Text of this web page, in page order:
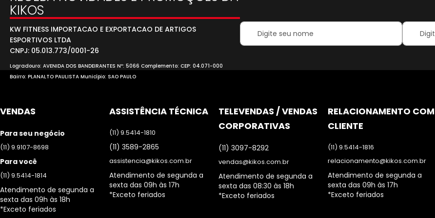
KIKOS
KW FITNESS IMPORTACAO E EXPORTACAO DE ARTIGOS
ESPORTIVOS LTDA
CNPJ: 05.013.773/0001-26
Logradouro: AVENIDA DOS BANDEIRANTES Nº: 5066 Complemento: CEP: 04.071-000
Bairro: PLANALTO PAULISTA Município: SAO PAULO
Your
Name:
Inscreva-
na
VENDAS
Para seu negócio
(11) 9.9107-8698
Para você
(11) 9.5414-1814
Atendimento de segunda a
sexta das 09h às 18h
*Exceto feriados
ASSISTÊNCIA TÉCNICA
(11) 9.5414-1810
(11) 3589-2865
assistencia@kikos.com.br
Atendimento de segunda a
sexta das 09h às 17h
*Exceto feriados
TELEVENDAS / VENDAS
CORPORATIVAS
(11) 3097-8292
vendas@kikos.com.br
Atendimento de segunda a
sexta das 08:30 às 18h
*Exceto feriados
RELACIONAMENTO COM
CLIENTE
(11) 9.5414-1816
relacionamento@kikos.com.br
Atendimento de segunda a
sexta das 09h às 17h
*Exceto feriados